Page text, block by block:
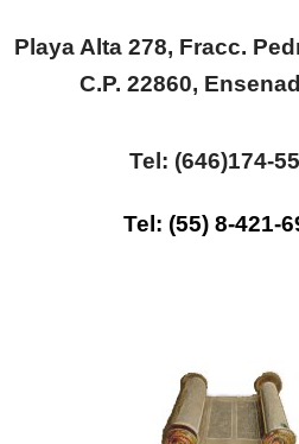
Playa Alta 278, Fracc.
C.P. 22860,
Tel: (646)174-
Tel: (55) 8-421-